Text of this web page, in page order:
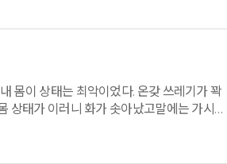
몸이 상태는 최악이었다. 온갖 쓰레기가 꽉
상태가 이러니 화가 솟아났고말에는 가시가
4월 18일에 시작하는단식 프로그램이